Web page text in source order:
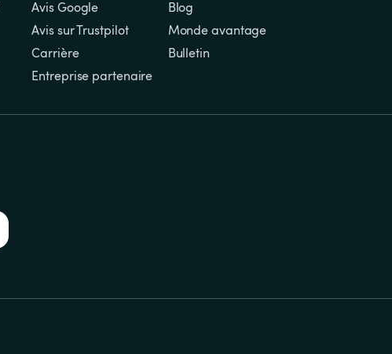
Avis Google
Avis sur Trustpilot
Carrière
Entreprise partenaire
Blog
Monde avantage
Bulletin